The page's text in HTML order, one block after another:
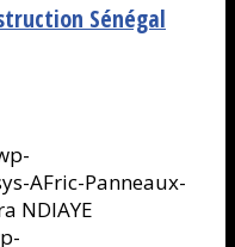
Sénégal
AFric-Panneaux-
NDIAYE